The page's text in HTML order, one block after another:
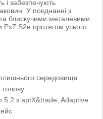
і забезпечують
У поєднанні з
блискучими металевими
S2e протягом усього
середовища
5.2 з aptX&trade; Adaptive